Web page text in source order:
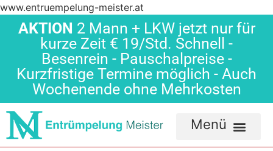
www.entruempelung-meister.at
AKTION 2 Mann + LKW jetzt nur für
kurze Zeit € 19/Std. Schnell -
Besenrein - Pauschalpreise -
Kurzfristige Termine möglich - Auch
Wochenende ohne Mehrkosten